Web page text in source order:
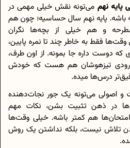
پایه نهم می‌تونه نقش خیلی مهمی در
باشه. پایه نهم سال حساسیه؛ چون هم
و هم خیلی از بچه‌ها نگران
فقط به خاطر چند تا نمره پایین،
که دوست داره جا بمونه. از اون طرف،
تیزهوشان هم هست که خودش
درس‌ها میده.
و اصولی می‌تونه یک جور نجات‌دهنده
در ذهن تثبیت بشن، نکات مهم
هم کمتر باشه. خیلی وقت‌ها
تلاش نیست، بلکه نداشتن یک روش